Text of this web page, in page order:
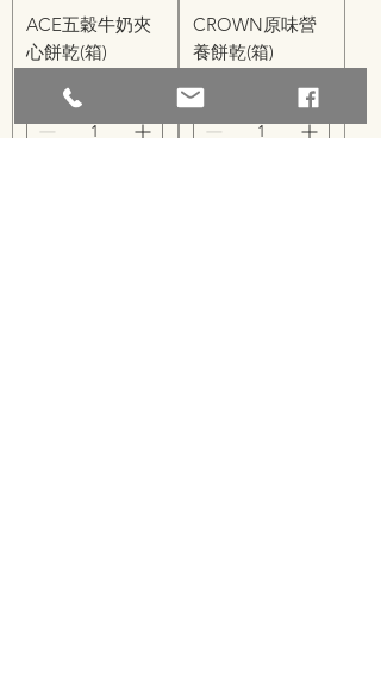
ACE五穀牛奶夾
心餅乾(箱)
$1,580.00
CROWN原味營
養餅乾(箱)
$1,480.00 $1,420.00